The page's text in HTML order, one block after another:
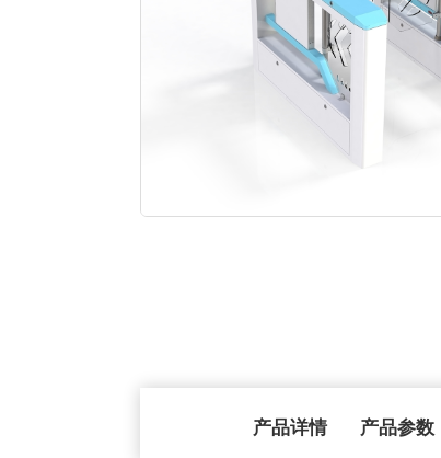
产品详情 产品参数